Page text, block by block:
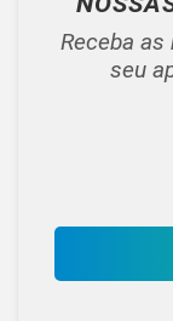
Receba
seu